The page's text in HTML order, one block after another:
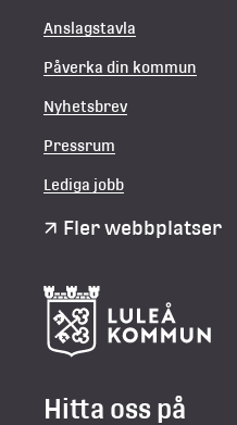
Anslagstavla
Påverka din kommun
Nyhetsbrev
Pressrum
Lediga jobb
Fler webbplatser
Hitta oss på